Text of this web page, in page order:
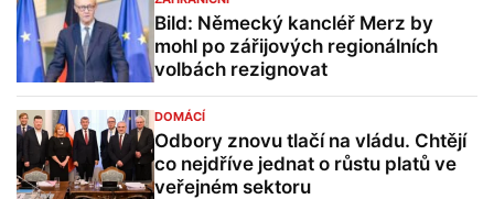
Bild: Německý kancléř Merz by
mohl po zářijových regionálních
volbách rezignovat
DOMÁCÍ
Odbory znovu tlačí na vládu. Chtějí
co nejdříve jednat o růstu platů ve
veřejném sektoru